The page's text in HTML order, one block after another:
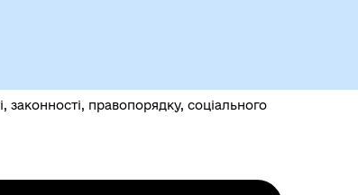
законності, правопорядку, соціального